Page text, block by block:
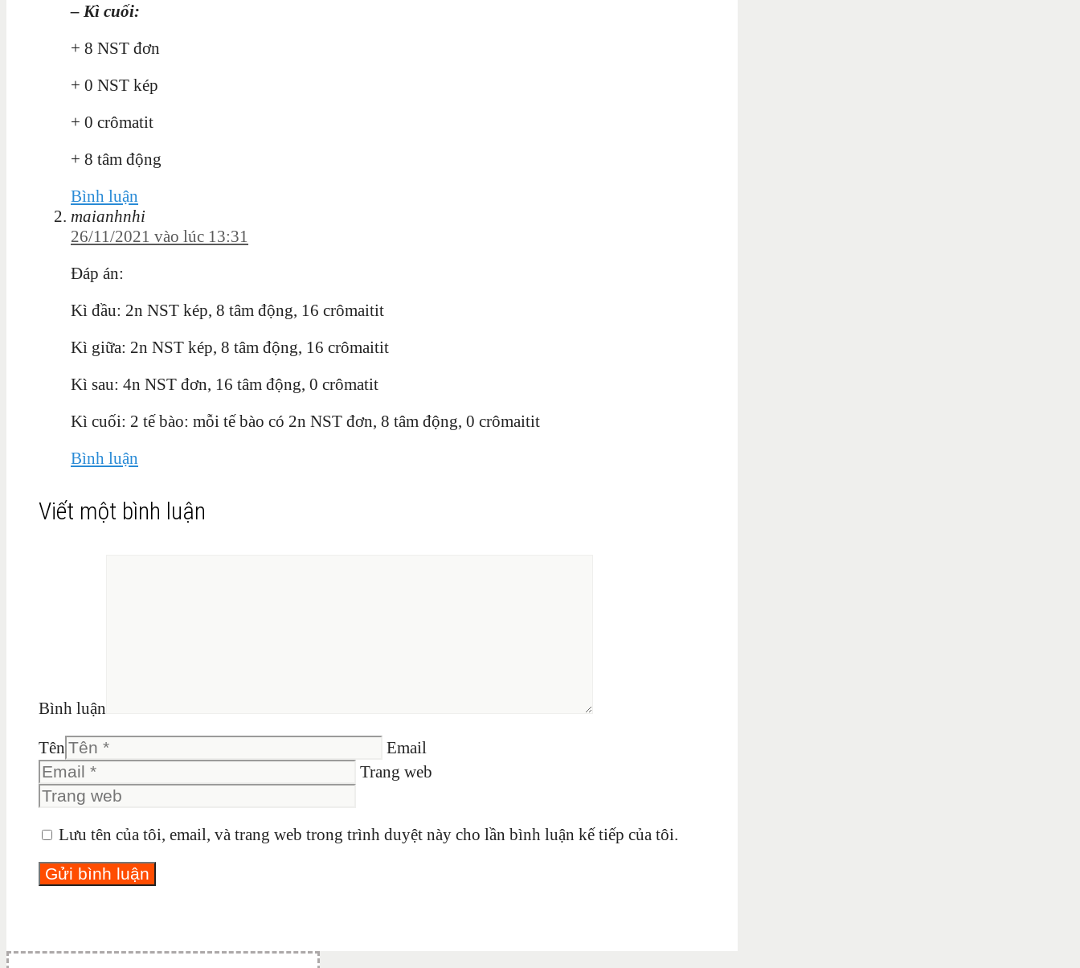
– Kì cuối:
+ 8 NST đơn
+ 0 NST kép
+ 0 crômatit
+ 8 tâm động
Bình luận
maianhnhi
26/11/2021 vào lúc 13:31
Đáp án:
Kì đầu: 2n NST kép, 8 tâm động, 16 crômaitit
Kì giữa: 2n NST kép, 8 tâm động, 16 crômaitit
Kì sau: 4n NST đơn, 16 tâm động, 0 crômatit
Kì cuối: 2 tế bào: mỗi tế bào có 2n NST đơn, 8 tâm động, 0 crômaitit
Bình luận
Viết một bình luận
Bình luận
Tên
Email
Trang web
Lưu tên của tôi, email, và trang web trong trình duyệt này cho lần bình luận kế tiếp của tôi.